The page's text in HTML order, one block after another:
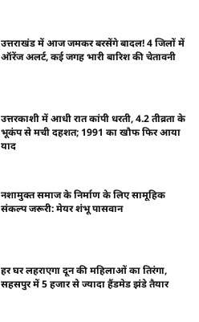
उत्तराखंड में आज जमकर बरसेंगे बादल! 4 जिलों में
ऑरेंज अलर्ट, कई जगह भारी बारिश की चेतावनी
उत्तरकाशी में आधी रात कांपी धरती, 4.2 तीव्रता के
भूकंप से मची दहशत; 1991 का खौफ फिर आया
याद
नशामुक्त समाज के निर्माण के लिए सामूहिक
संकल्प जरूरी: मेयर शंभू पासवान
हर घर लहराएगा दून की महिलाओं का तिरंगा,
सहसपुर में 5 हजार से ज्यादा हैंडमेड झंडे तैयार